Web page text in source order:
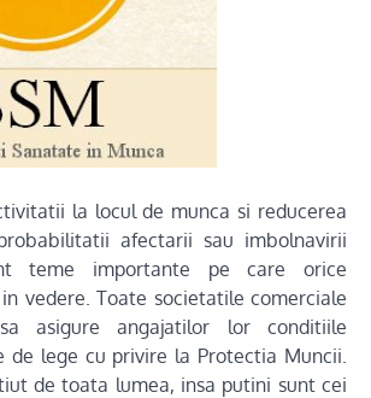
la locul de munca si reducerea
afectarii sau imbolnavirii
teme importante pe care orice
vedere. Toate societatile comerciale
asigure angajatilor lor conditiile
de lege cu privire la Protectia Muncii.
de toata lumea, insa putini sunt cei